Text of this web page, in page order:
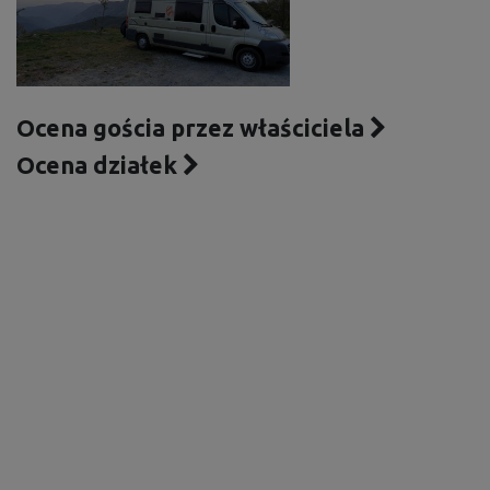
Ocena gościa przez właściciela
Ocena działek